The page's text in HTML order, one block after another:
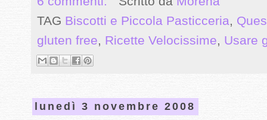
TAG Biscotti e Piccola Pasticceria,
gluten free, Ricette Velocissime, Usare
lunedì 3 novembre 2008